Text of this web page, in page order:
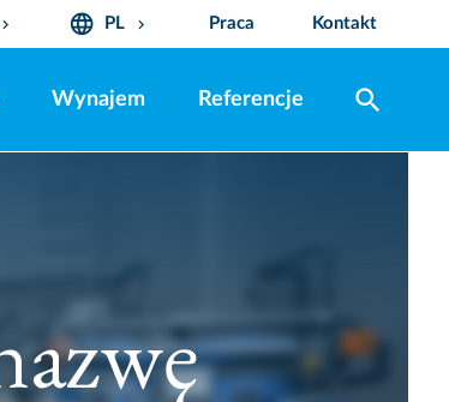
keyboard_arrow_down language PL keyboard_arrow_down Praca Kontakt
Wynajem Referencje search